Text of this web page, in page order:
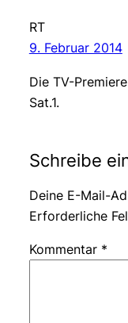
RT
9. Februar 2014
Die TV-
Sat.1.
Schreibe
Deine E-Mail-
Erforderliche
Kommentar *